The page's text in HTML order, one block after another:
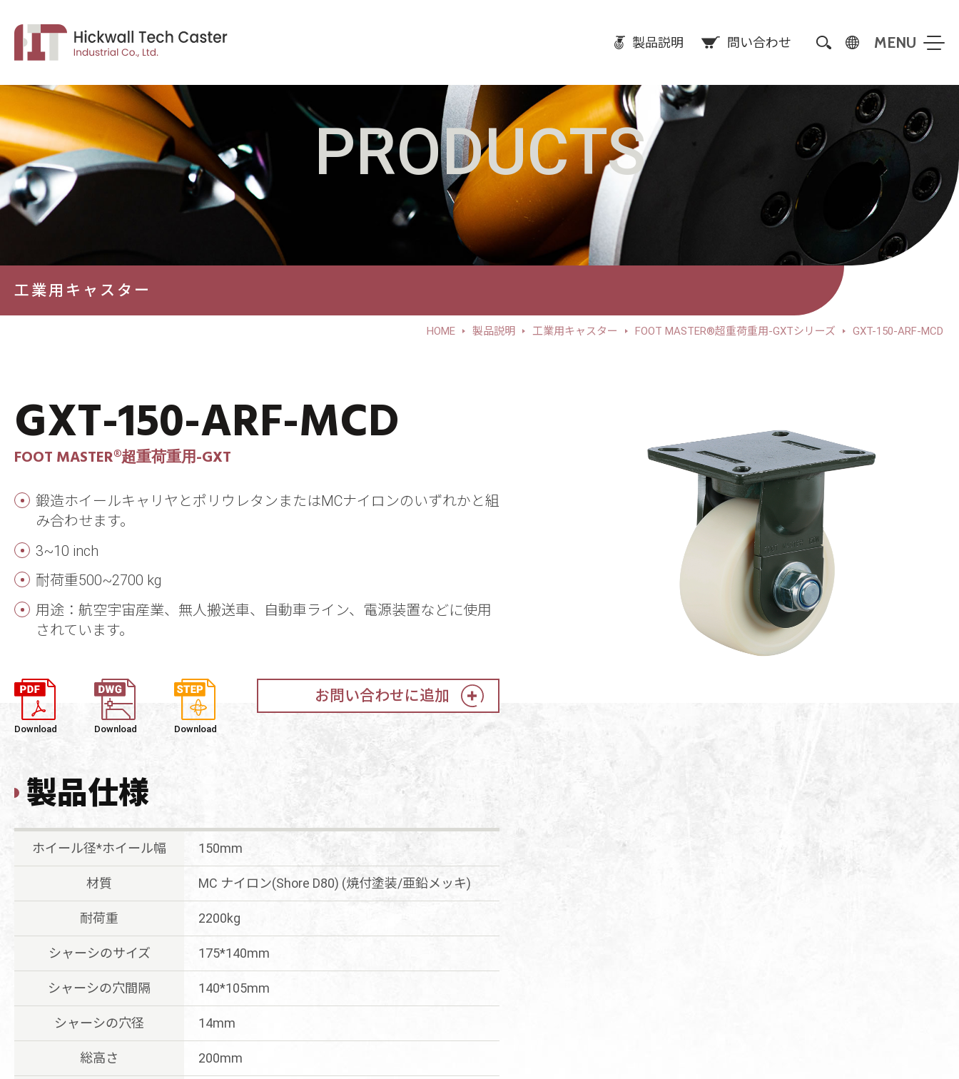
製品説明 問い合わせ
PRODUCTS
工業用キャスター
HOME 製品説明 工業用キャスター FOOT MASTER®超重荷重用-GXTシリーズ GXT-150-ARF-MCD
GXT-150-ARF-MCD
FOOT MASTER®超重荷重用-GXT
鍛造ホイールキャリヤとポリウレタンまたはMCナイロンのいずれかと組
み合わせます。
3~10 inch
耐荷重500~2700 kg
用途：航空宇宙産業、無人搬送車、自動車ライン、電源装置などに使用
されています。
Download Download Download
お問い合わせに追加
製品仕様
ホイール径*ホイール幅 150mm
材質 MC ナイロン(Shore D80) (焼付塗装/亜鉛メッキ)
耐荷重 2200kg
シャーシのサイズ 175*140mm
シャーシの穴間隔 140*105mm
シャーシの穴径 14mm
総高さ 200mm